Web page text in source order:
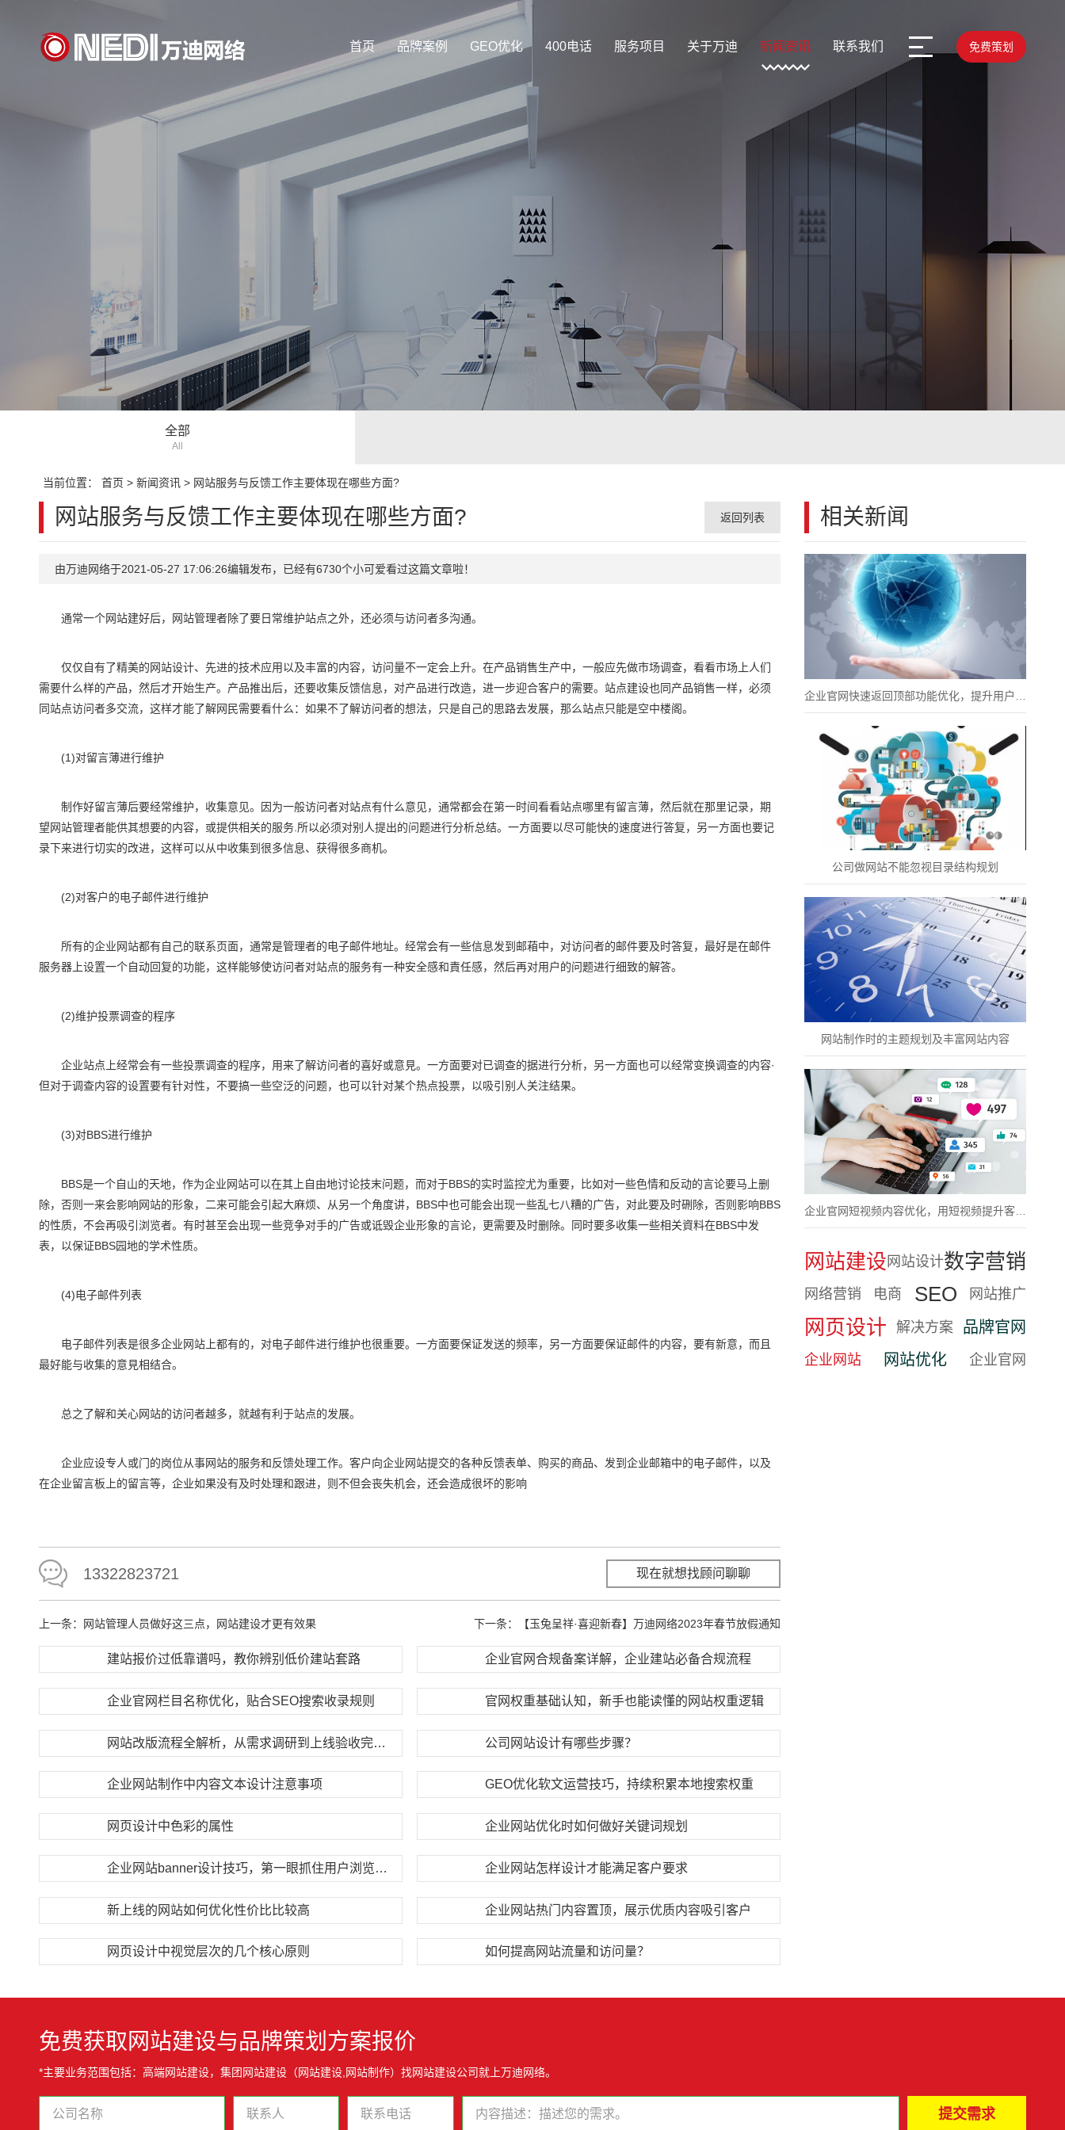
首页 品牌案例 GEO优化 400电话 服务项目 关于万迪 新闻资讯 联系我们 免费策划
全部
All
当前位置： 首页 > 新闻资讯> 网站服务与反馈工作主要体现在哪些方面?
相关新闻
公司做网站不能忽视目录结构规划
网站制作时的主题规划及丰富网站内容
网站建设 网站设计数字营销
网络营销 电商 SEO 网站推广
网页设计 解决方案 品牌官网
企业网站 网站优化 企业官网
网站服务与反馈工作主要体现在哪些方面? 返回列表
由万迪网络于2021-05-27 17:06:26编辑发布，已经有6730个小可爱看过这篇文章啦！
通常一个网站建好后，网站管理者除了要日常维护站点之外，还必须与访问者多沟通。
仅仅自有了精美的网站设计、先进的技术应用以及丰富的内容，访问量不一定会上升。在产品销售生产中，一般应先做市场调查，看看市场上人们
需要什么样的产品，然后才开始生产。产品推出后，还要收集反馈信息，对产品进行改造，进一步迎合客户的需要。站点建设也同产品销售一样，必须
同站点访问者多交流，这样才能了解网民需要看什么：如果不了解访问者的想法，只是自己的思路去发展，那么站点只能是空中楼阁。
(1)对留言薄进行维护
制作好留言薄后要经常维护，收集意见。因为一般访问者对站点有什么意见，通常都会在第一时间看看站点哪里有留言薄，然后就在那里记录，期
望网站管理者能供其想要的内容，或提供相关的服务.所以必须对别人提出的问题进行分析总结。一方面要以尽可能快的速度进行答复，另一方面也要记
录下来进行切实的改进，这样可以从中收集到很多信息、获得很多商机。
(2)对客户的电子邮件进行维护
所有的企业网站都有自己的联系页面，通常是管理者的电子邮件地址。经常会有一些信息发到邮葙中，对访问者的邮件要及时答复，最好是在邮件
服务器上设置一个自动回复的功能，这样能够使访问者对站点的服务有一种安全感和責任感，然后再对用户的问题进行细致的解答。
(2)维护投票调查的程序
企业站点上经常会有一些投票调查的程序，用来了解访问者的喜好或意見。一方面要对已调查的据进行分析，另一方面也可以经常变换调查的内容·
但对于调查内容的设置要有针对性，不要搞一些空泛的问题，也可以针对某个热点投票，以吸引别人关注结果。
(3)对BBS进行维护
BBS是一个自山的天地，作为企业网站可以在其上自由地讨论技末问题，而对于BBS的实时监控尤为重要，比如对一些色情和反动的言论要马上删
除，否则一来会影响网站的形象，二来可能会引起大麻烦、从另一个角度讲，BBS中也可能会出现一些乱七八糟的广告，对此要及时硎除，否则影响BBS
的性质，不会再吸引浏览者。有时甚至会出现一些竞争对手的广告或诋毁企业形象的言论，更需要及时删除。同时要多收集一些相关資料在BBS中发
表，以保证BBS园地的学术性质。
(4)电子邮件列表
电子邮件列表是很多企业网站上都有的，对电子邮件进行维护也很重要。一方面要保证发送的频率，另一方面要保证邮件的内容，要有新意，而且
最好能与收集的意見相结合。
总之了解和关心网站的访问者越多，就越有利于站点的发展。
企业应设专人或门的岗位从事网站的服务和反馈处理工作。客户向企业网站提交的各种反馈表单、购买的商品、发到企业邮箱中的电子邮件，以及
在企业留言板上的留言等，企业如果没有及时处理和跟进，则不但会丧失机会，还会造成很坏的影响
13322823721 现在就想找顾问聊聊
上一条： 网站管理人员做好这三点，网站建设才更有效果 下一条： 【玉兔呈祥·喜迎新春】万迪网络2023年春节放假通知
建站报价过低靠谱吗，教你辨别低价建站套路 企业官网合规备案详解，企业建站必备合规流程
企业官网栏目名称优化，贴合SEO搜索收录规则 官网权重基础认知，新手也能读懂的网站权重逻辑
网站改版流程全解析，从需求调研到上线验收完整步骤 公司网站设计有哪些步骤？
企业网站制作中内容文本设计注意事项 GEO优化软文运营技巧，持续积累本地搜索权重
网页设计中色彩的属性 企业网站优化时如何做好关键词规划
企业网站banner设计技巧，第一眼抓住用户浏览注意力 企业网站怎样设计才能满足客户要求
新上线的网站如何优化性价比比较高 企业网站热门内容置顶，展示优质内容吸引客户
网页设计中视觉层次的几个核心原则 如何提高网站流量和访问量？
免费获取网站建设与品牌策划方案报价
*主要业务范围包括：高端网站建设，集团网站建设（网站建设,网站制作）找网站建设公司就上万迪网络。